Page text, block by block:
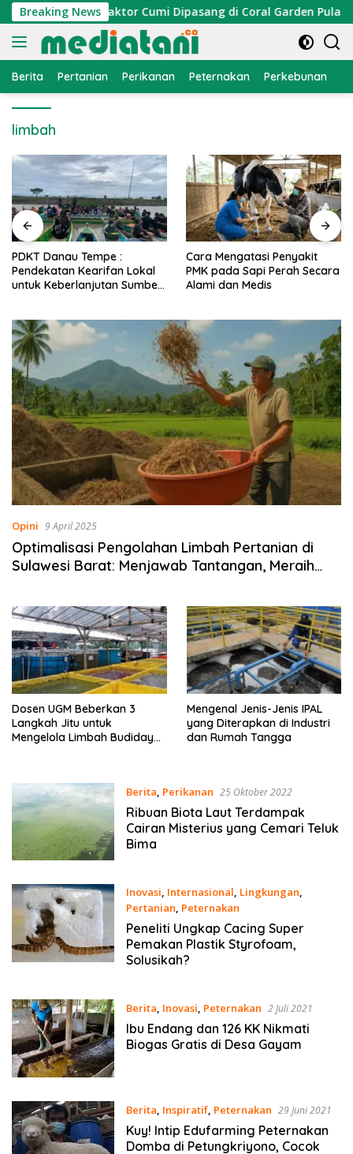
Langsung
ke
konten
Breaking News
Nelayan, Atraktor Cumi Dipasang di Coral Garden Pulau
Berita Pertanian Perikanan Peternakan Perkebunan
limbah
PDKT Danau Tempe :
Pendekatan Kearifan Lokal
untuk Keberlanjutan Sumber
Cara Mengatasi Penyakit
PMK pada Sapi Perah Secara
Alami dan Medis
Opini 9 April 2025
Optimalisasi Pengolahan Limbah Pertanian di
Sulawesi Barat: Menjawab Tantangan, Meraih
Dosen UGM Beberkan 3
Langkah Jitu untuk
Mengelola Limbah Budidaya
Mengenal Jenis-Jenis IPAL
yang Diterapkan di Industri
dan Rumah Tangga
Berita, Perikanan 25 Oktober 2022
Ribuan Biota Laut Terdampak
Cairan Misterius yang Cemari Teluk
Bima
Inovasi, Internasional, Lingkungan,
Pertanian, Peternakan
10 Agustus 2022
Peneliti Ungkap Cacing Super
Pemakan Plastik Styrofoam,
Solusikah?
Berita, Inovasi, Peternakan 2 Juli 2021
Ibu Endang dan 126 KK Nikmati
Biogas Gratis di Desa Gayam
Berita, Inspiratif, Peternakan 29 Juni 2021
Kuy! Intip Edufarming Peternakan
Domba di Petungkriyono, Cocok